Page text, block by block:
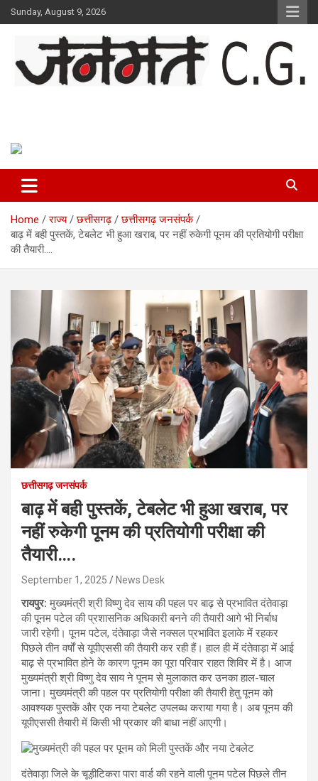
Skip
to
Sunday, August 9, 2026
Home राज्य छत्तीसगढ़
छत्तीसगढ़ जनसंपर्क
बाढ़ में बही पुस्तकें, टेबलेट भी हुआ खराब, पर नहीं रुकेगी पूनम की प्रतियोगी परीक्षा
की तैयारी….
छत्तीसगढ़ जनसंपर्क
बाढ़ में बही पुस्तकें, टेबलेट भी हुआ खराब, पर
नहीं रुकेगी पूनम की प्रतियोगी परीक्षा की
तैयारी….
September 1, 2025 News Desk
रायपुर: मुख्यमंत्री श्री विष्णु देव साय की पहल पर बाढ़ से प्रभावित दंतेवाड़ा
की पूनम पटेल की प्रशासनिक अधिकारी बनने की तैयारी आगे भी निर्बाध
जारी रहेगी। पूनम पटेल, दंतेवाड़ा जैसे नक्सल प्रभावित इलाके में रहकर
पिछले तीन वर्षों से यूपीएससी की तैयारी कर रही हैं। हाल ही में दंतेवाड़ा में आई
बाढ़ से प्रभावित होने के कारण पूनम का पूरा परिवार राहत शिविर में है। आज
मुख्यमंत्री श्री विष्णु देव साय ने पूनम से मुलाकात कर उनका हाल-चाल
जाना। मुख्यमंत्री की पहल पर प्रतियोगी परीक्षा की तैयारी हेतु पूनम को
आवश्यक पुस्तकें और एक नया टेबलेट उपलब्ध कराया गया है। अब पूनम की
यूपीएससी तैयारी में किसी भी प्रकार की बाधा नहीं आएगी।
दंतेवाड़ा जिले के चूड़ीटिकरा पारा वार्ड की रहने वाली पूनम पटेल पिछले तीन